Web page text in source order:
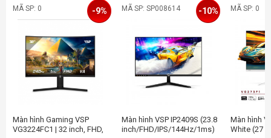
MÃ SP: 0
Màn hình Gaming VSP
VG3224FC1 | 32 inch, FHD,
-9% MÃ SP: SP008614
Màn hình VSP IP2409S (23.8
inch/FHD/IPS/144Hz/1ms)
-10% MÃ SP: 0
Màn hình
White (27